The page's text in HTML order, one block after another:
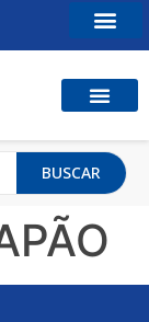
BUSCAR